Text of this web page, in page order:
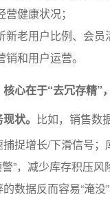
健康状况；
新老用户比例、会员
和用户运营。
心在于“去冗存精”
状。 比如，销售数
捉增长/下滑信号；
”，减少库存积压风
数据反而容易“淹没”